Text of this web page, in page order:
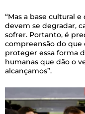
“Mas a base cultural
devem se degradar,
sofrer. Portanto, é
compreensão do que
proteger essa forma
humanas que dão o
alcançamos”.